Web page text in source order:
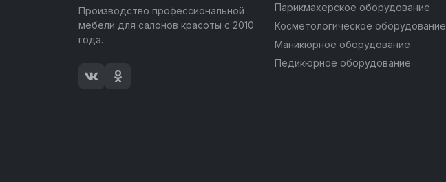
Производство профессиональной
мебели для салонов красоты с 2010
года.
Парикмахерское оборудование
Косметологическое оборудование
Маникюрное оборудование
Педикюрное оборудование